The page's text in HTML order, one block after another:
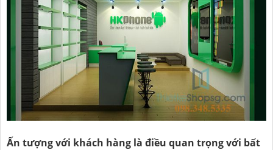
Ấn tượng với khách hàng là điều quan trọng với bất